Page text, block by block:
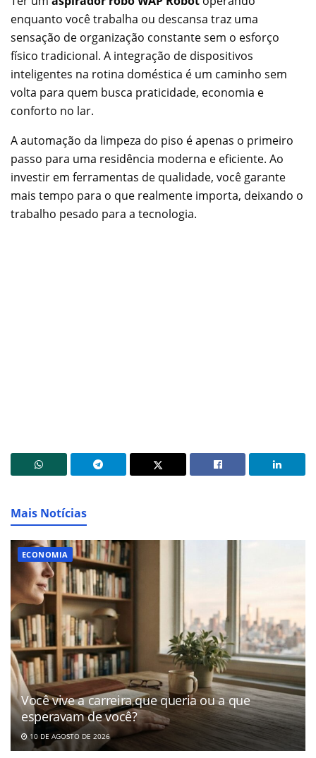
enquanto você trabalha ou descansa traz uma
sensação de organização constante sem o esforço
físico tradicional. A integração de dispositivos
inteligentes na rotina doméstica é um caminho sem
volta para quem busca praticidade, economia e
conforto no lar.
A automação da limpeza do piso é apenas o primeiro
passo para uma residência moderna e eficiente. Ao
investir em ferramentas de qualidade, você garante
mais tempo para o que realmente importa, deixando o
trabalho pesado para a tecnologia.
Mais Notícias
ECONOMIA
Você vive a carreira que queria ou a que
esperavam de você?
10 DE AGOSTO DE 2026